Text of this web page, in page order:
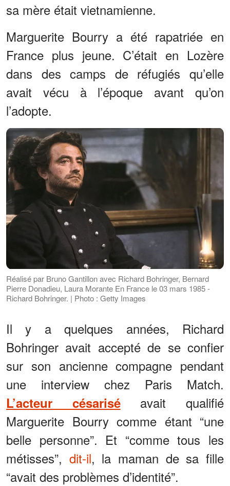
sa mère était vietnamienne.
Marguerite Bourry a été rapatriée en
France plus jeune. C’était en Lozère
dans des camps de réfugiés qu’elle
avait vécu à l’époque avant qu’on
l’adopte.
Réalisé par Bruno Gantillon avec Richard Bohringer, Bernard
Pierre Donadieu, Laura Morante En France le 03 mars 1985 -
Richard Bohringer. | Photo : Getty Images
Il y a quelques années, Richard
Bohringer avait accepté de se confier
sur son ancienne compagne pendant
une interview chez Paris Match.
L’acteur césarisé
avait qualifié
Marguerite Bourry comme étant “une
belle personne”. Et “comme tous les
métisses”, dit-il, la maman de sa fille
“avait des problèmes d’identité”.